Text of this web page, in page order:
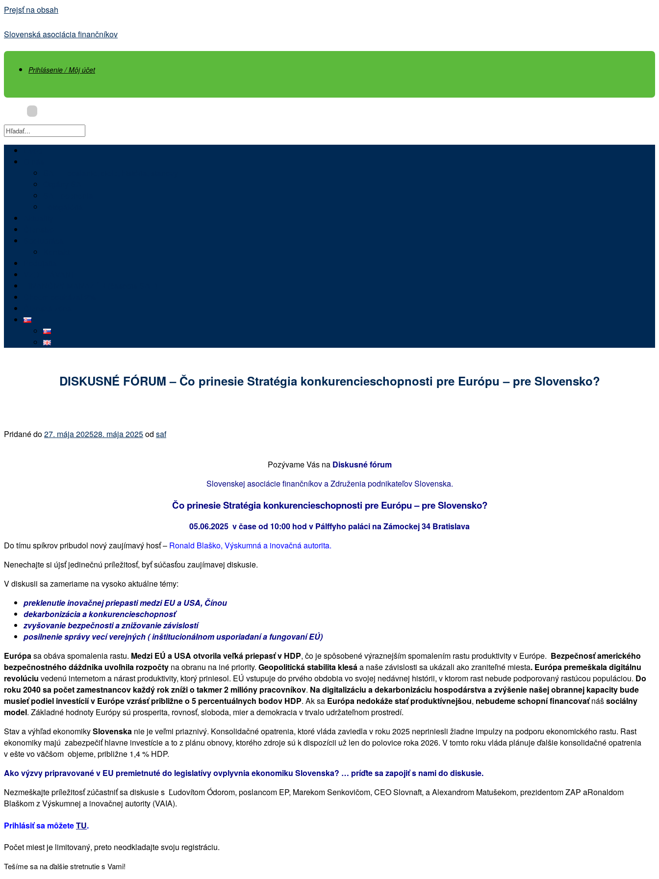
Prejsť na obsah
Slovenská asociácia finančníkov
Prihlásenie / Môj účet
DISKUSNÉ FÓRUM – Čo prinesie Stratégia konkurencieschopnosti pre Európu – pre Slovensko?
Pridané do27. mája 202528. mája 2025od saf
Pozývame Vás na Diskusné fórum
Slovenskej asociácie finančníkov a Združenia podnikateľov Slovenska.
Čo prinesie Stratégia konkurencieschopnosti pre Európu – pre Slovensko?
05.06.2025 v čase od 10:00 hod v Pálffyho paláci na Zámockej 34 Bratislava
Do tímu spíkrov pribudol nový zaujímavý hosť – Ronald Blaško, Výskumná a inovačná autorita.
Nenechajte si újsť jedinečnú príležitosť, byť súčasťou zaujímavej diskusie.
V diskusii sa zameriame na vysoko aktuálne témy:
preklenutie inovačnej priepasti medzi EU a USA, Čínou
dekarbonizácia a konkurencieschopnosť
zvyšovanie bezpečnosti a znižovanie závislostí
posilnenie správy vecí verejných ( inštitucionálnom usporiadaní a fungovaní EÚ)
Európasa obáva spomalenia rastu. Medzi EÚ a USA otvorila veľká priepasť v HDP, čo je spôsobené výraznejším spomalením rastu produktivity v Európe. Bezpečnosť amerického
bezpečnostného dáždnika uvoľnila rozpočty na obranu na iné priority. Geopolitická stabilita klesáa naše závislosti sa ukázali ako zraniteľné miesta. Európa premeškala digitálnu
revolúciu vedenú internetom a nárast produktivity, ktorý priniesol. EÚ vstupuje do prvého obdobia vo svojej nedávnej histórii, v ktorom rast nebude podporovaný rastúcou populáciou. Do
roku 2040 sa počet zamestnancov každý rok zníži o takmer 2 milióny pracovníkov. Na digitalizáciu a dekarbonizáciu hospodárstva a zvýšenie našej obrannej kapacity bude
musieť podiel investícií v Európe vzrásť približne o 5 percentuálnych bodov HDP. Ak sa Európa nedokáže stať produktívnejšou, nebudeme schopní financovaťnášsociálny
model. Základné hodnoty Európy sú prosperita, rovnosť, sloboda, mier a demokracia v trvalo udržateľnom prostredí.
Stav a výhľad ekonomikySlovenska nie je veľmi priaznivý. Konsolidačné opatrenia, ktoré vláda zaviedla v roku 2025 nepriniesli žiadne impulzy na podporu ekonomického rastu. Rast
ekonomiky majú zabezpečiť hlavne investície a to z plánu obnovy, ktorého zdroje sú k dispozícii už len do polovice roka 2026. V tomto roku vláda plánuje ďalšie konsolidačné opatrenia
v ešte vo väčšom objeme, približne 1,4 % HDP.
Ako výzvy pripravované v EU premietnuté do legislatívy ovplyvnia ekonomiku Slovenska? … príďte sa zapojiť s nami do diskusie.
Nezmeškajte príležitosť zúčastniť sa diskusie s Ľudovítom Ódorom, poslancom EP, Marekom Senkovičom, CEO Slovnaft, a Alexandrom Matušekom, prezidentom ZAP aRonaldom
Blaškom z Výskumnej a inovačnej autority (VAIA).
Prihlásiť sa môžeteTU.
Počet miest je limitovaný, preto neodkladajte svoju registráciu.
Tešíme sa na ďalšie stretnutie s Vami!